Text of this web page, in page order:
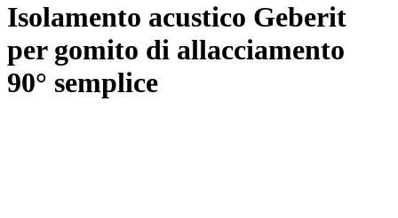
Isolamento acustico Geberit
per gomito di allacciamento
90° semplice